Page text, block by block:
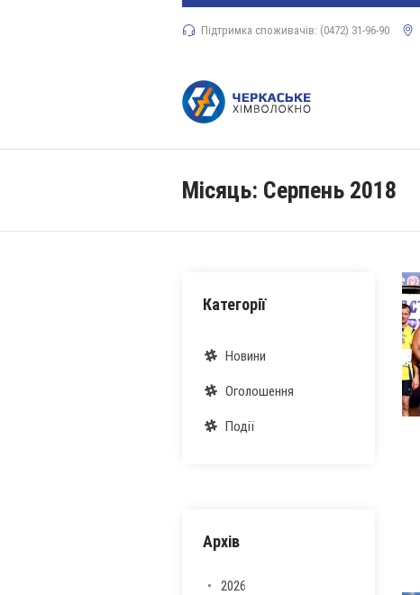
Підтримка споживачів: (0472) 31-96-90
Місяць: Серпень 2018
Категорії
Новини
Оголошення
Події
Архів
2026